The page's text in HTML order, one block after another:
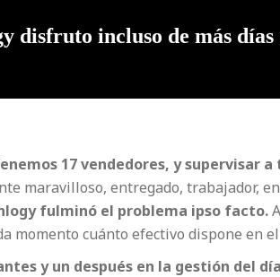
disfruto incluso de más
17 vendedores, y supervisar
maravilloso, entregado, trabajador,
fulminó el problema ipso facto.
momento cuánto efectivo dispone en
y un después en la gestión del